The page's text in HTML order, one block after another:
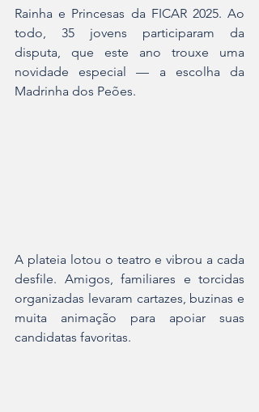
Rainha e Princesas da FICAR 2025. Ao
todo, 35 jovens participaram da
disputa, que este ano trouxe uma
novidade especial — a escolha da
Madrinha dos Peões.
A plateia lotou o teatro e vibrou a cada
desfile. Amigos, familiares e torcidas
organizadas levaram cartazes, buzinas e
muita animação para apoiar suas
candidatas favoritas.